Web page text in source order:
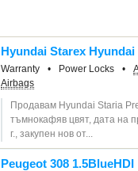
Hyundai Starex Hyundai
Warranty • Power Locks •
Airbags
Продавам Hyundai Staria
тъмнокафяв цвят, дата на
г., закупен нов от...
Peugeot 308 1.5BlueHDI